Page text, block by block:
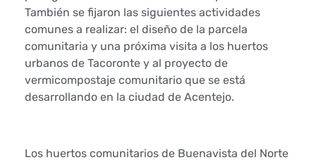
n
a
v
i
También se fijaron las siguientes actividades
comunes a realizar: el diseño de la parcela
comunitaria y una próxima visita a los huertos
urbanos de Tacoronte y al proyecto de
vermicompostaje comunitario que se está
desarrollando en la ciudad de Acentejo.
Los huertos comunitarios de Buenavista del Norte